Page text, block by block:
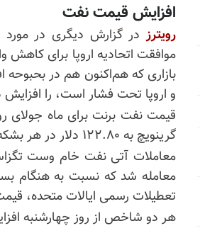
افزایش قیمت نفت
رویترز در گزارش دیگری در
موافقت اتحادیه اروپا برای
بازاری که هم‌اکنون هم در بحبوحه
و اروپا تحت فشار است، را افزایش
گرینویچ به ۱۲۲.۸۰ دلار در هر بشکه رسید...
تعطیلات رسمی ایالات متحده،
هر دو شاخص از روز چهارشنبه